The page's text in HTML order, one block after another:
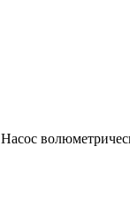
Насос